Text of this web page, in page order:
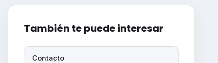
También te puede interesar
Contacto